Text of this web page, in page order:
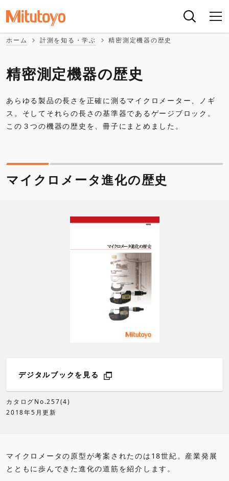
ホーム 計測を知る・学ぶ 精密測定機器の歴史
精密測定機器の歴史
あらゆる製品の長さを正確に測るマイクロメーター、ノギ
ス。そしてそれらの長さの基準器であるゲージブロック。
この３つの機器の歴史を、冊子にまとめました。
マイクロメータ進化の歴史
デジタルブックを見る
カタログNo.257(4)
2018年5月更新
マイクロメータの原型が考案されたのは18世紀。産業発展
とともに歩んできた進化の道筋を紹介します。